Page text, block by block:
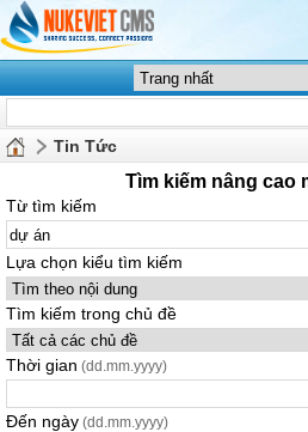
Tin Tức
Tìm kiếm nâng cao
Từ tìm kiếm
Lựa chọn kiểu tìm kiếm
Tìm kiếm trong chủ đề
Thời gian (dd.mm.yyyy)
Đến ngày (dd.mm.yyyy)